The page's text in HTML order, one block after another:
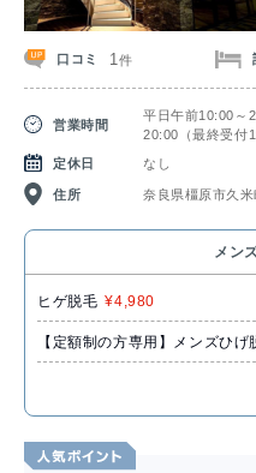
口コミ 1 件
営業時間
平日午前10:00～
20:00（最終受付
定休日
なし
住所 奈良県橿原市久
メン
ヒゲ脱毛 ¥4,980
【定額制の方専用】メンズひげ